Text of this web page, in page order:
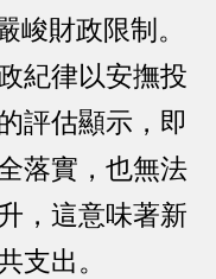
峻財政限制。
紀律以安撫投
評估顯示，即
落實，也無法
，這意味著新
支出。